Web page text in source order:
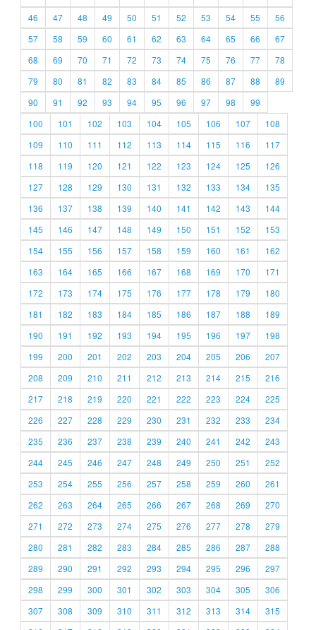
46
47 48 49 50 51 52 53 54 55
56
57
58 59 60 61 62 63 64 65 66
67
68
69 70 71 72 73 74 75 76 77
78
79
80 81 82 83 84 85 86 87 88
89
90
91 92 93 94 95 96 97 98
99
100
101 102 103 104 105 106 107
108
109
110 111 112 113 114 115 116
117
118
119 120 121 122 123 124 125
126
127
128 129 130 131 132 133 134
135
136
137 138 139 140 141 142 143
144
145
146 147 148 149 150 151 152
153
154
155 156 157 158 159 160 161
162
163
164 165 166 167 168 169 170
171
172
173 174 175 176 177 178 179
180
181
182 183 184 185 186 187 188
189
190
191 192 193 194 195 196 197
198
199
200 201 202 203 204 205 206
207
208
209 210 211 212 213 214 215
216
217
218 219 220 221 222 223 224
225
226
227 228 229 230 231 232 233
234
235
236 237 238 239 240 241 242
243
244
245 246 247 248 249 250 251
252
253
254 255 256 257 258 259 260
261
262
263 264 265 266 267 268 269
270
271
272 273 274 275 276 277 278
279
280
281 282 283 284 285 286 287
288
289
290 291 292 293 294 295 296
297
298
299 300 301 302 303 304 305
306
307
308 309 310 311 312 313 314
315